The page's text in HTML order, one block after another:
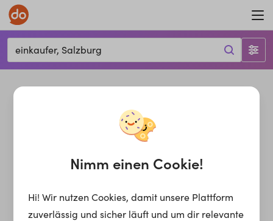
einkaufer, Salzburg
Nimm einen Cookie!
Hi! Wir nutzen Cookies, damit unsere Plattform
zuverlässig und sicher läuft und um dir relevante